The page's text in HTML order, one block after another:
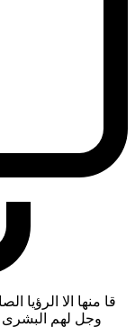
قا منها الا الرؤيا
وجل لهم البشرى